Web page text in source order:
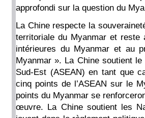
approfondi sur la question du
La Chine respecte la
territoriale du Myanmar et reste
intérieures du Myanmar et au
Myanmar ». La Chine soutient
Sud-Est (ASEAN) en tant que
cinq points de l’ASEAN sur le
points du Myanmar se
œuvre. La Chine soutient les